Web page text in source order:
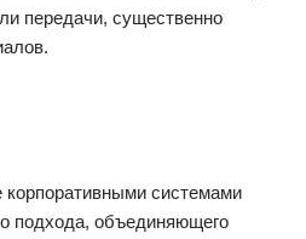
передачи, существенно
системами
подхода, объединяющего